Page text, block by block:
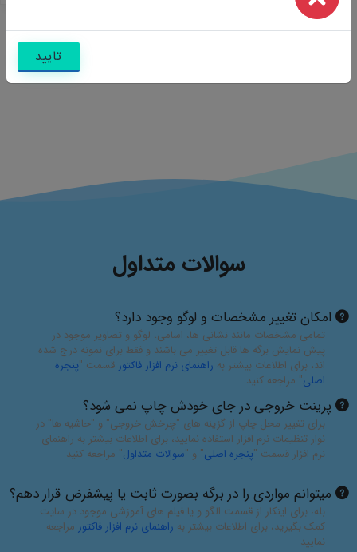
سوالات متداول
امکان تغییر مشخصات و لوگو وجود دارد؟
تمامی مشخصات مانند نشانی ها، اسامی، لوگو و تصاویر موجود در
پیش نمایش برگه ها قابل تغییر می باشند و فقط برای نمونه درج شده
اند، برای اطلاعات بیشتر به راهنمای نرم افزار فاکتور قسمت "پنجره
اصلی" مراجعه کنید
پرینت خروجی در جای خودش چاپ نمی شود؟
برای تغییر محل چاپ از گزینه های "چرخش خروجی" و "حاشیه ها" در
نوار تنظیمات نرم افزار استفاده نمایید، برای اطلاعات بیشتر به راهنمای
نرم افزار قسمت "پنجره اصلی" و "سوالات متداول" مراجعه کنید
میتوانم مواردی را در برگه بصورت ثابت یا پیشفرض قرار دهم؟
بله، برای اینکار از قسمت الگو و یا فیلم های آموزشی موجود در سایت
کمک بگیرید، برای اطلاعات بیشتر به راهنمای نرم افزار فاکتور مراجعه
نمایید
تایید